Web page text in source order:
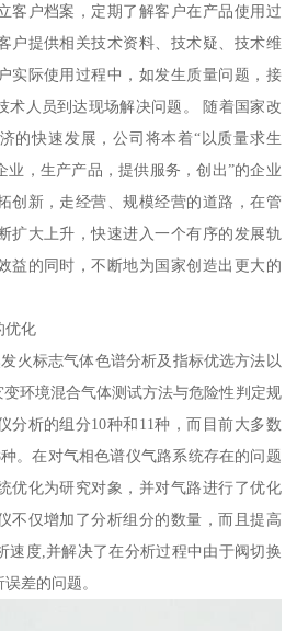
客户档案，定期了解客户在产品使用过
户提供相关技术资料、技术疑、技术维
实际使用过程中，如发生质量问题，接
术人员到达现场解决问题。 随着国家改
的快速发展，公司将本着“以质量求生
业，生产产品，提供服务，创出”的企业
创新，走经营、规模经营的道路，在管
扩大上升，快速进入一个有序的发展轨
益的同时，不断地为国家创造出更大的
优化
火标志气体色谱分析及指标优选方法以
环境混合气体测试方法与危险性判定规
分析的组分10种和11种，而目前大多数
。在对气相色谱仪气路系统存在的问题
优化为研究对象，并对气路进行了优化
不仅增加了分析组分的数量，而且提高
速度,并解决了在分析过程中由于阀切换
差的问题。